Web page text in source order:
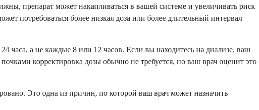
препарат может накапливаться в вашей системе и увеличивать риск
потребоваться более низкая доза или более длительный интервал
часа, а не каждые 8 или 12 часов. Если вы находитесь на диализе, ваш
корректировка дозы обычно не требуется, но ваш врач оценит это
Это одна из причин, по которой ваш врач может назначить